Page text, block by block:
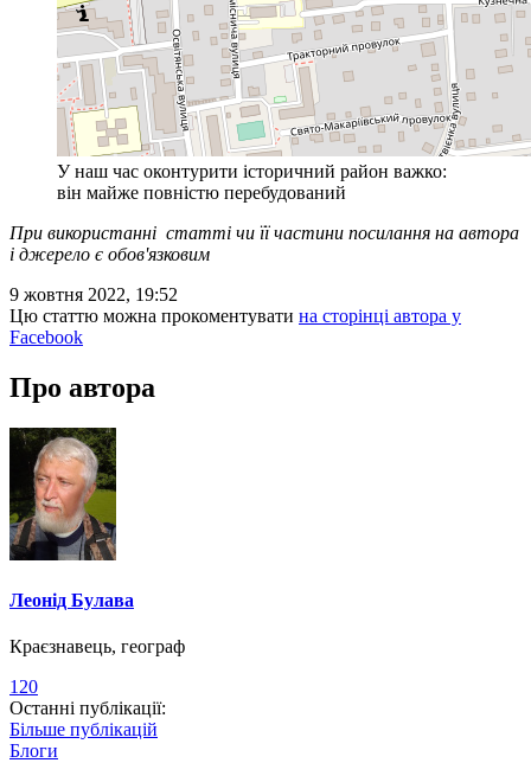
У наш час оконтурити історичний район важко:
він майже повністю перебудований
При використанні статті чи її частини посилання на автора
і джерело є обов'язковим
9 жовтня 2022, 19:52
Цю статтю можна прокоментувати на сторінці автора у
Facebook
Про автора
Леонід Булава
Краєзнавець, географ
120
Останні публікації:
Більше публікацій
Блоги